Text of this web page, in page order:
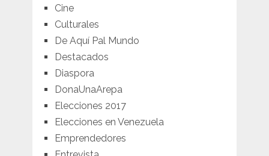
Cine
Culturales
De Aquí Pal Mundo
Destacados
Diaspora
DonaUnaArepa
Elecciones 2017
Elecciones en Venezuela
Emprendedores